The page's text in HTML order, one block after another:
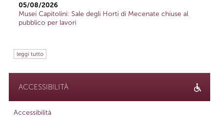
05/08/2026
Musei Capitolini: Sale degli Horti di Mecenate chiuse al
pubblico per lavori
leggi tutto
ACCESSIBILITÀ
Accessibilità